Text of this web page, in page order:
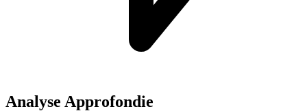
Analyse Approfondie